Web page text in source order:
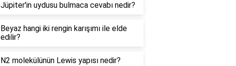
Jüpiter'in uydusu bulmaca cevabı nedir?
Beyaz hangi iki rengin karışımı ile elde
edilir?
N2 molekülünün Lewis yapısı nedir?